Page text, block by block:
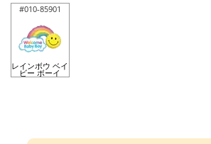
#010-85901
レインボウ ベイ
ビー ボーイ